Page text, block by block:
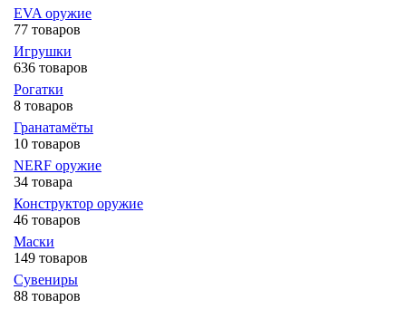
EVA оружие
77 товаров
Игрушки
636 товаров
Рогатки
8 товаров
Гранатамёты
10 товаров
NERF оружие
34 товара
Конструктор оружие
46 товаров
Маски
149 товаров
Сувениры
88 товаров